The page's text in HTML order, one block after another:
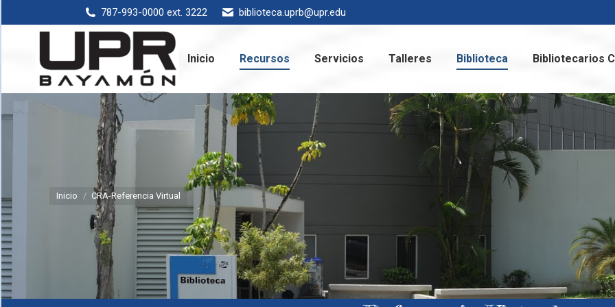
787-993-0000 ext. 3222 biblioteca.uprb@upr.edu
Inicio Recursos Servicios Talleres Biblioteca Bibliotecarios
Estás aquí:
Inicio CRA-Referencia Virtual
Inicio Recursos Servicios Talleres Biblioteca
Contáctanos